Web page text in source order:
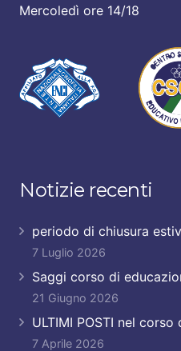
Mercoledì ore 14/18
Notizie recenti
periodo di chiusura
7 Luglio 2026
Saggi corso di
21 Giugno 2026
ULTIMI POSTI nel
7 Aprile 2026